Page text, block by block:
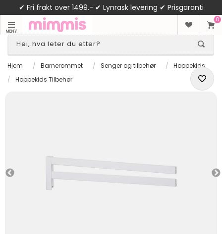
✔ Fri frakt over 1499.- ✔ Lynrask levering ✔ Prisgaranti
MENY
0
Hjem / Barnerommet / Senger og tilbehør /
Hoppekids
/
Hoppekids Tilbehør